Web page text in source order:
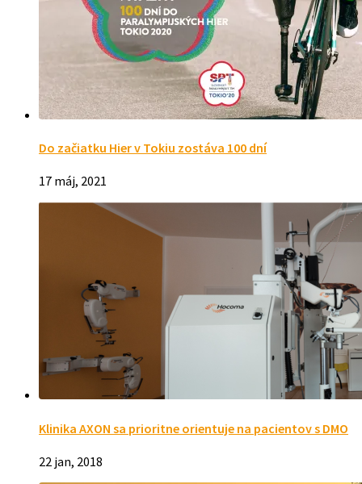
Do začiatku Hier v Tokiu zostáva 100 dní
17 máj, 2021
Klinika AXON sa prioritne orientuje na pacientov s DMO
22 jan, 2018